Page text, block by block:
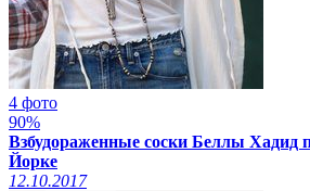
4 фото
90%
Взбудораженные соски Беллы Хадид
Йорке
12.10.2017